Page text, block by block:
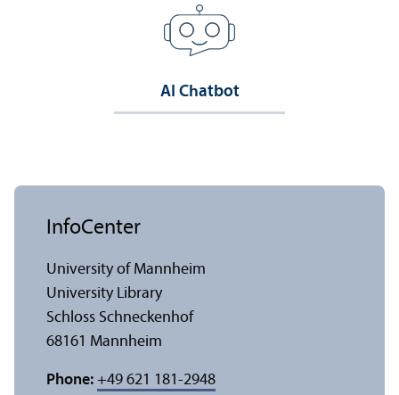
AI Chatbot
InfoCenter
University of Mannheim
University Library
Schloss Schneckenhof
68161 Mannheim
Phone: +49 621 181-2948